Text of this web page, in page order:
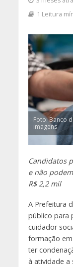
1 Leitura
Foto: Banco
imagens
Candidatos
e não
R$ 2,2 mil
A Prefeitura
público para
cuidador
formação
ter
à atividade a